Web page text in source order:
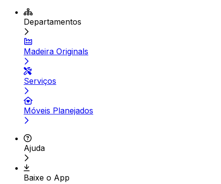
Departamentos
Madeira Originals
Serviços
Móveis Planejados
Ajuda
Baixe o App